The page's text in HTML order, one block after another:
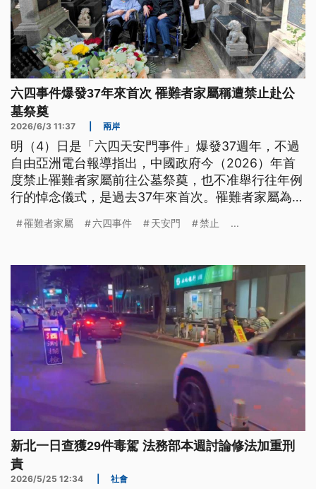
六四事件爆發37年來首次 罹難者家屬稱遭禁止赴公
墓祭奠
2026/6/3 11:37 兩岸
明（4）日是「六四天安門事件」爆發37週年，不過
自由亞洲電台報導指出，中國政府今（2026）年首
度禁止罹難者家屬前往公墓祭奠，也不准舉行往年例
行的悼念儀式，是過去37年來首次。罹難者家屬為此
罹難者家屬 六四事件 天安門 禁止 ...
新北一日查獲29件毒駕 法務部本週討論修法加重刑
責
2026/5/25 12:34 社會